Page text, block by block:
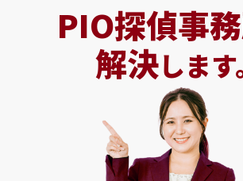
PIO探偵事
解決します